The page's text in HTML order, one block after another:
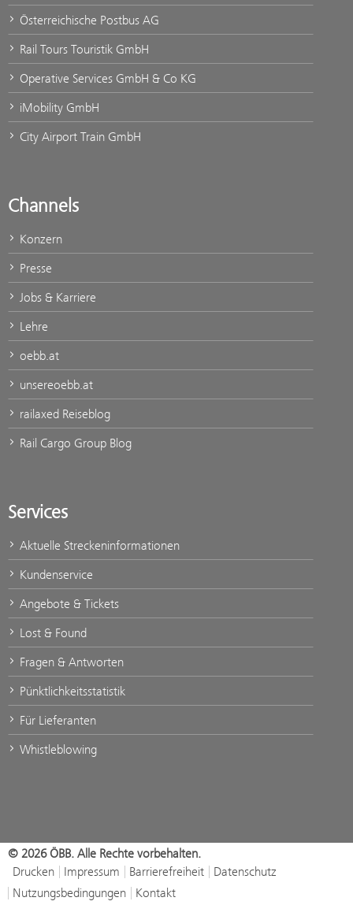
Österreichische Postbus AG
Rail Tours Touristik GmbH
Operative Services GmbH & Co KG
iMobility GmbH
City Airport Train GmbH
Channels
Konzern
Presse
Jobs & Karriere
Lehre
oebb.at
unsereoebb.at
railaxed Reiseblog
Rail Cargo Group Blog
Services
Aktuelle Streckeninformationen
Kundenservice
Angebote & Tickets
Lost & Found
Fragen & Antworten
Pünktlichkeitsstatistik
Für Lieferanten
Whistleblowing
© 2026 ÖBB. Alle Rechte vorbehalten.
Drucken
Impressum Barrierefreiheit
Datenschutz
Nutzungsbedingungen
Kontakt